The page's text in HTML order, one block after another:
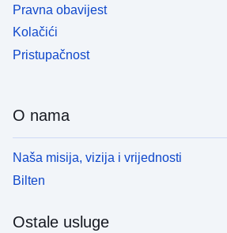
Pravna obavijest
Kolačići
Pristupačnost
O nama
Naša misija, vizija i vrijednosti
Bilten
Ostale usluge